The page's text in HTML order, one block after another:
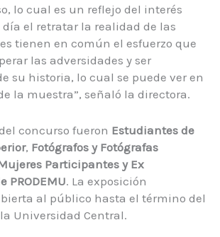
lo cual es un reflejo del interés
el retratar la realidad de las
tienen en común el esfuerzo que
las adversidades y ser
su historia, lo cual se puede ver en
la muestra”, señaló la directora.
concurso fueron Estudiantes de
, Fotógrafos y Fotógrafas
Participantes y Ex
PRODEMU. La exposición
al público hasta el término del
Universidad Central.